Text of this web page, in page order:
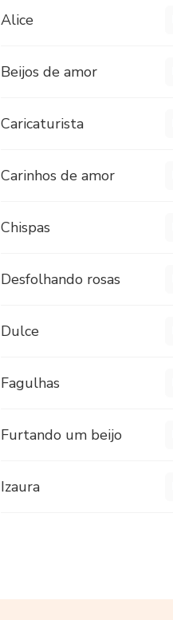
Alice
Beijos de amor
Caricaturista
Carinhos de amor
Chispas
Desfolhando rosas
Dulce
Fagulhas
Furtando um beijo
Izaura